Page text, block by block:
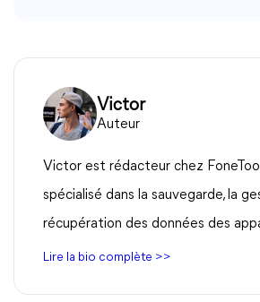
Victor
Auteur
Victor est rédacteur chez
spécialisé dans la sauvegarde, la
récupération des données des
Lire la bio complète >>